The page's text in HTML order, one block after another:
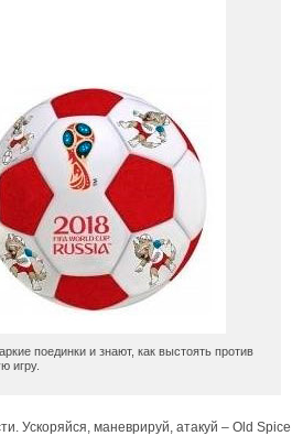
поединки и знают, как выстоять против
игру.
Ускоряйся, маневрируй, атакуй – Old Spice